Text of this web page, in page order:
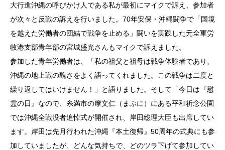
大行進沖縄の呼びかけ人である私が最初にマイクで訴え、参加者
が次々と反戦の訴えを行いました。70年安保・沖縄闘争で「国境
を越えた労働者の団結で戦争を止める」闘いを実践した元全軍労
牧港支部青年部の宮城盛光さんもマイクで訴えました。
参加した青年労働者は、「私の祖父と祖母は戦争体験者であり、
沖縄の地上戦の醜さをよく語ってくれました。この戦争は二度と
繰り返してはいけません！」と語りました。そして「今日は『慰
霊の日』なので、糸満市の摩文仁（まぶに）にある平和祈念公園
では沖縄全戦没者追悼式が開催され、岸田総理大臣も出席してい
ます。岸田は先月行われた沖縄『本土復帰』50周年の式典にも参
加していましたが、どんな気持ちで、どのツラ下げて参加してい